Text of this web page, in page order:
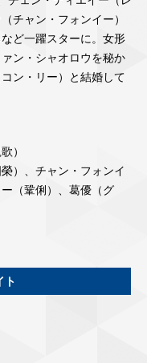
チャン・フォンイー）
ど一躍スターに。女形
ン・シャオロウを秘か
ン・リー）と結婚して
）
）、チャン・フォンイ
（鞏俐）、葛優（グ
ト